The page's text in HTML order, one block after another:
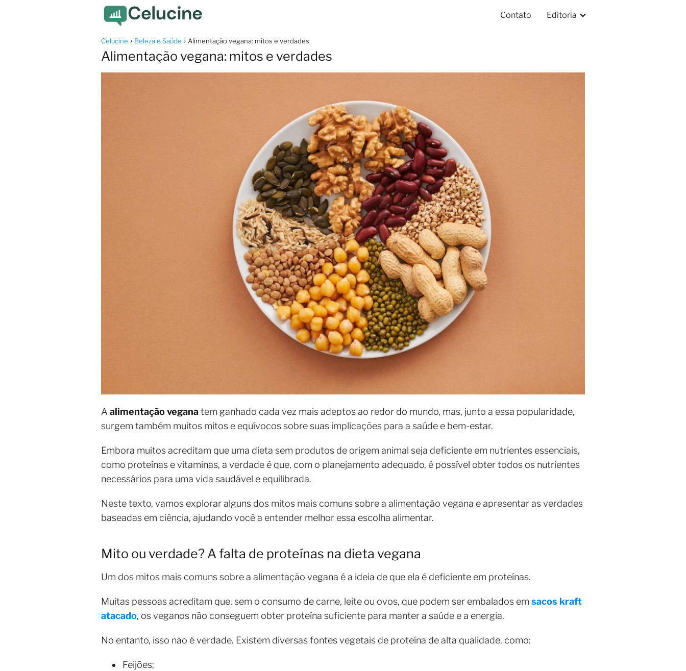
Contato Editoria
Celucine Beleza e Saúde Alimentação vegana: mitos e verdades
Alimentação vegana: mitos e verdades
A alimentação veganatem ganhado cada vez mais adeptos ao redor do mundo, mas, junto a essa popularidade,
surgem também muitos mitos e equívocos sobre suas implicações para a saúde e bem-estar.
Embora muitos acreditam que uma dieta sem produtos de origem animal seja deficiente em nutrientes essenciais,
como proteínas e vitaminas, a verdade é que, com o planejamento adequado, é possível obter todos os nutrientes
necessários para uma vida saudável e equilibrada.
Neste texto, vamos explorar alguns dos mitos mais comuns sobre a alimentação vegana e apresentar as verdades
baseadas em ciência, ajudando você a entender melhor essa escolha alimentar.
Mito ou verdade? A falta de proteínas na dieta vegana
Um dos mitos mais comuns sobre a alimentação vegana é a ideia de que ela é deficiente em proteínas.
Muitas pessoas acreditam que, sem o consumo de carne, leite ou ovos, que podem ser embalados em sacos kraft
atacado, os veganos não conseguem obter proteína suficiente para manter a saúde e a energia.
No entanto, isso não é verdade. Existem diversas fontes vegetais de proteína de alta qualidade, como:
Feijões;